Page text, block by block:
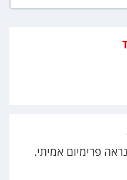
פרימיום אמיתי.